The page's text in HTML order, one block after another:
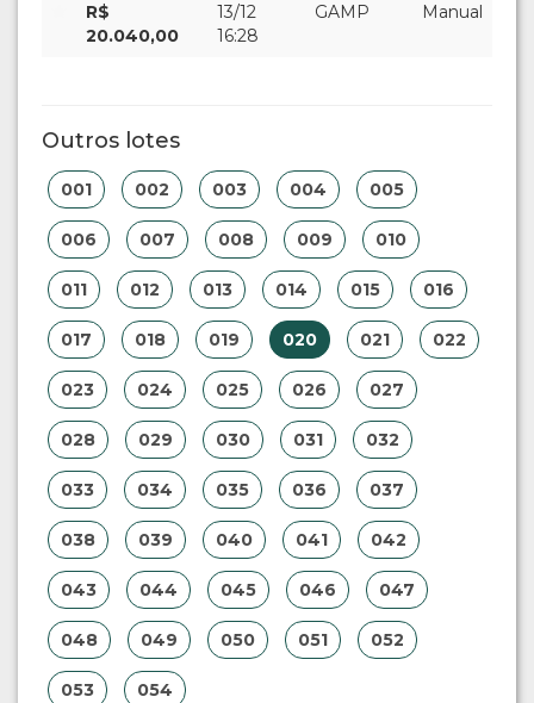
R$
20.040,00
13/12
16:28
GAMP Manual
Outros lotes
001 002 003 004 005
006 007 008 009 010
011 012 013 014 015 016
017 018 019 020 021 022
023 024 025 026 027
028 029 030 031 032
033 034 035 036 037
038 039 040 041 042
043 044 045 046 047
048 049 050 051 052
053 054